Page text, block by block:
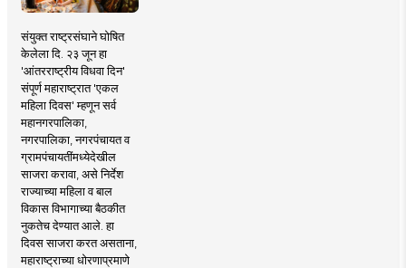
संयुक्त राष्ट्रसंघाने घोषित
केलेला दि. २३ जून हा
'आंतरराष्ट्रीय विधवा दिन'
संपूर्ण महाराष्ट्रात 'एकल
महिला दिवस' म्हणून सर्व
महानगरपालिका,
नगरपालिका, नगरपंचायत व
ग्रामपंचायतींमध्येदेखील
साजरा करावा, असे निर्देश
राज्याच्या महिला व बाल
विकास विभागाच्या बैठकीत
नुकतेच देण्यात आले. हा
दिवस साजरा करत असताना,
महाराष्ट्राच्या धोरणाप्रमाणे